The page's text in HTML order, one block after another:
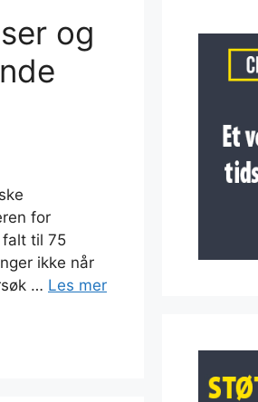
og
for
falt til 75
ikke når
… Les mer